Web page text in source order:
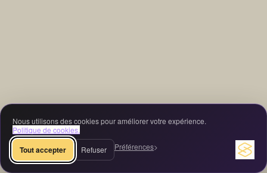
Nous utilisons des cookies pour améliorer votre expérience.
Politique de cookies.
Tout accepter Refuser Préférences